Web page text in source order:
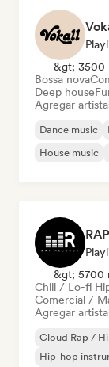
&gt; 3500
Bossa nova
Deep house
Agregar
Dance music
House music
&gt; 5700
Chill / Lo-fi
Comercial /
Agregar
Cloud Rap /
Hip-hop